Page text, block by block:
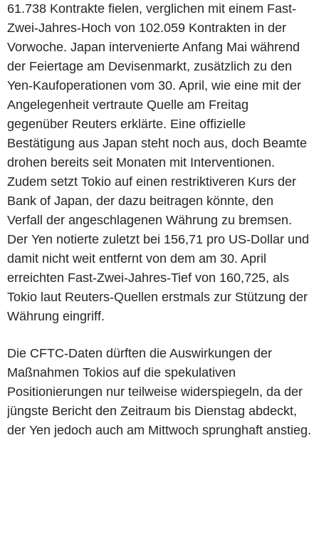
61.738 Kontrakte fielen, verglichen mit einem Fast-
Zwei-Jahres-Hoch von 102.059 Kontrakten in der
Vorwoche. Japan intervenierte Anfang Mai während
der Feiertage am Devisenmarkt, zusätzlich zu den
Yen-Kaufoperationen vom 30. April, wie eine mit der
Angelegenheit vertraute Quelle am Freitag
gegenüber Reuters erklärte. Eine offizielle
Bestätigung aus Japan steht noch aus, doch Beamte
drohen bereits seit Monaten mit Interventionen.
Zudem setzt Tokio auf einen restriktiveren Kurs der
Bank of Japan, der dazu beitragen könnte, den
Verfall der angeschlagenen Währung zu bremsen.
Der Yen notierte zuletzt bei 156,71 pro US-Dollar und
damit nicht weit entfernt von dem am 30. April
erreichten Fast-Zwei-Jahres-Tief von 160,725, als
Tokio laut Reuters-Quellen erstmals zur Stützung der
Währung eingriff.
Die CFTC-Daten dürften die Auswirkungen der
Maßnahmen Tokios auf die spekulativen
Positionierungen nur teilweise widerspiegeln, da der
jüngste Bericht den Zeitraum bis Dienstag abdeckt,
der Yen jedoch auch am Mittwoch sprunghaft anstieg.